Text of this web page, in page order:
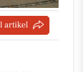
artikel